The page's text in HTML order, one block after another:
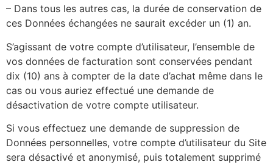
– Dans tous les autres cas, la durée de conservation de
ces Données échangées ne saurait excéder un (1) an.
S’agissant de votre compte d’utilisateur, l’ensemble de
vos données de facturation sont conservées pendant
dix (10) ans à compter de la date d’achat même dans le
cas ou vous auriez effectué une demande de
désactivation de votre compte utilisateur.
Si vous effectuez une demande de suppression de
Données personnelles, votre compte d’utilisateur du Site
sera désactivé et anonymisé, puis totalement supprimé